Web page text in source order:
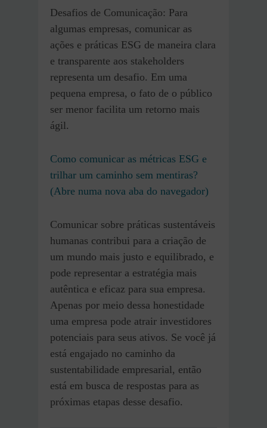
Desafios de Comunicação: Para
algumas empresas, comunicar as
ações e práticas ESG de maneira clara
e transparente aos stakeholders
representa um desafio. Em uma
pequena empresa, o fato de o público
ser menor facilita um retorno mais
ágil.
Como comunicar as métricas ESG e
trilhar um caminho sem mentiras?
(Abre numa nova aba do navegador)
Comunicar sobre práticas sustentáveis
humanas contribui para a criação de
um mundo mais justo e equilibrado, e
pode representar a estratégia mais
autêntica e eficaz para sua empresa.
Apenas por meio dessa honestidade
uma empresa pode atrair investidores
potenciais para seus ativos. Se você já
está engajado no caminho da
sustentabilidade empresarial, então
está em busca de respostas para as
próximas etapas desse desafio.